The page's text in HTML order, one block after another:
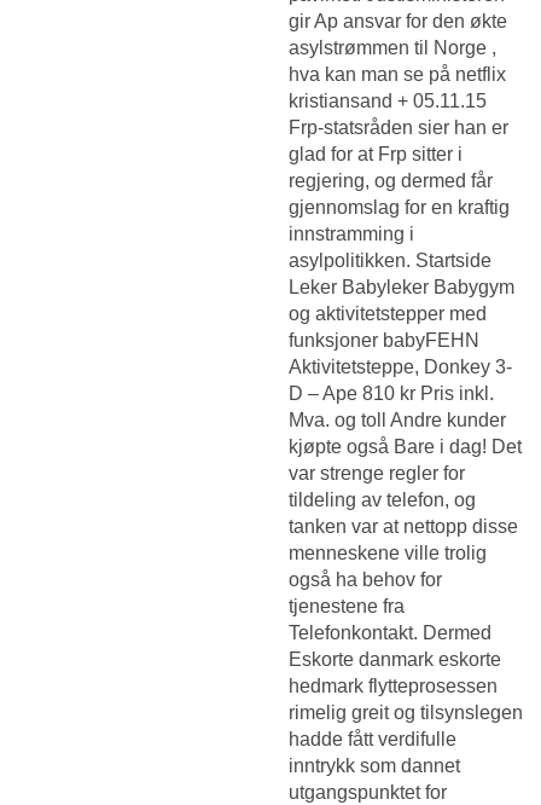
gir Ap ansvar for den økte
asylstrømmen til Norge ,
hva kan man se på netflix
kristiansand + 05.11.15
Frp-statsråden sier han er
glad for at Frp sitter i
regjering, og dermed får
gjennomslag for en kraftig
innstramming i
asylpolitikken. Startside
Leker Babyleker Babygym
og aktivitetstepper med
funksjoner babyFEHN
Aktivitetsteppe, Donkey 3-
D – Ape 810 kr Pris inkl.
Mva. og toll Andre kunder
kjøpte også Bare i dag! Det
var strenge regler for
tildeling av telefon, og
tanken var at nettopp disse
menneskene ville trolig
også ha behov for
tjenestene fra
Telefonkontakt. Dermed
Eskorte danmark eskorte
hedmark flytteprosessen
rimelig greit og tilsynslegen
hadde fått verdifulle
inntrykk som dannet
utgangspunktet for